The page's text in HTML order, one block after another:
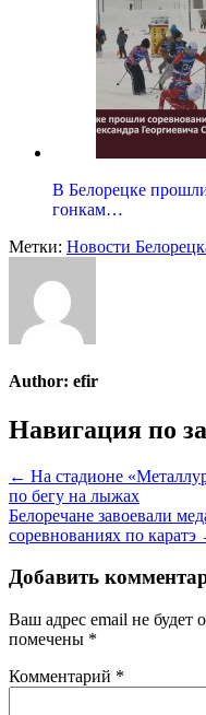
В Белорецке
гонкам…
Метки: Новости
Author: efir
Навигация по
← На стадионе
по бегу на лыжах
Белоречане завоевали
соревнованиях по каратэ
Добавить
Ваш адрес email не будет
помечены *
Комментарий *